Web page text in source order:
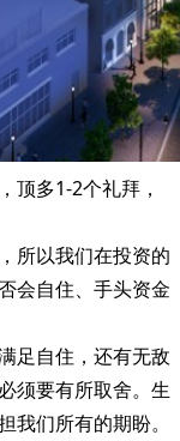
顶多1-2个礼拜，
所以我们在投资的
会自住、手头资金
足自住，还有无敌
须要有所取舍。生
们所有的期盼。